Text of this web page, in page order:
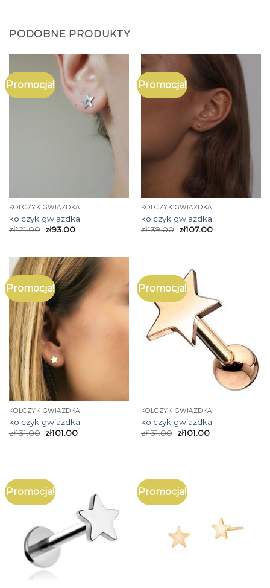
PODOBNE PRODUKTY
Promocja!
KOLCZYK GWIAZDKA
kolczyk gwiazdka
zł121.00 zł93.00
Promocja!
KOLCZYK GWIAZDKA
kolczyk gwiazdka
zł139.00 zł107.00
Promocja!
KOLCZYK GWIAZDKA
kolczyk gwiazdka
zł131.00 zł101.00
Promocja!
KOLCZYK GWIAZDKA
kolczyk gwiazdka
zł131.00 zł101.00
Promocja! Promocja!